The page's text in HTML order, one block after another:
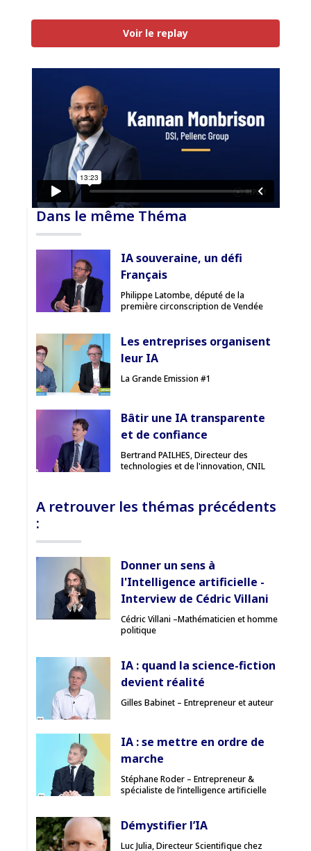
Voir le replay
Dans le même Théma
IA souveraine, un défi
Français
Philippe Latombe, député de la
première circonscription de Vendée
Les entreprises organisent
leur IA
La Grande Emission #1
Bâtir une IA transparente
et de confiance
Bertrand PAILHES, Directeur des
technologies et de l'innovation, CNIL
A retrouver les thémas précédents
:
Donner un sens à
l'Intelligence artificielle -
Interview de Cédric Villani
Cédric Villani –Mathématicien et homme
politique
IA : quand la science-fiction
devient réalité
Gilles Babinet – Entrepreneur et auteur
IA : se mettre en ordre de
marche
Stéphane Roder – Entrepreneur &
spécialiste de l’intelligence artificielle
Démystifier l’IA
Luc Julia, Directeur Scientifique chez